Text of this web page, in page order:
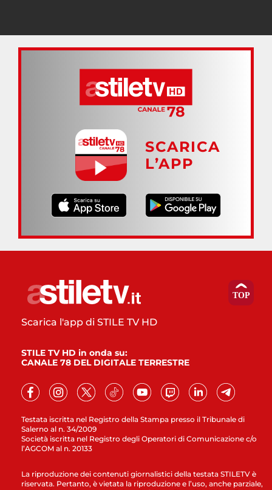
SCARICA
L’APP
Testata iscritta nel Registro della Stampa presso il Tribunale di
Salerno al n. 34/2009
Società iscritta nel Registro degli Operatori di Comunicazione c/o
l’AGCOM al n. 20133
Scarica l'app di STILE TV HD
STILE TV HD in onda su:
CANALE 78 DEL DIGITALE TERRESTRE
La riproduzione dei contenuti giornalistici della testata STILETV è
riservata. Pertanto, è vietata la riproduzione e l’uso, anche parziale,